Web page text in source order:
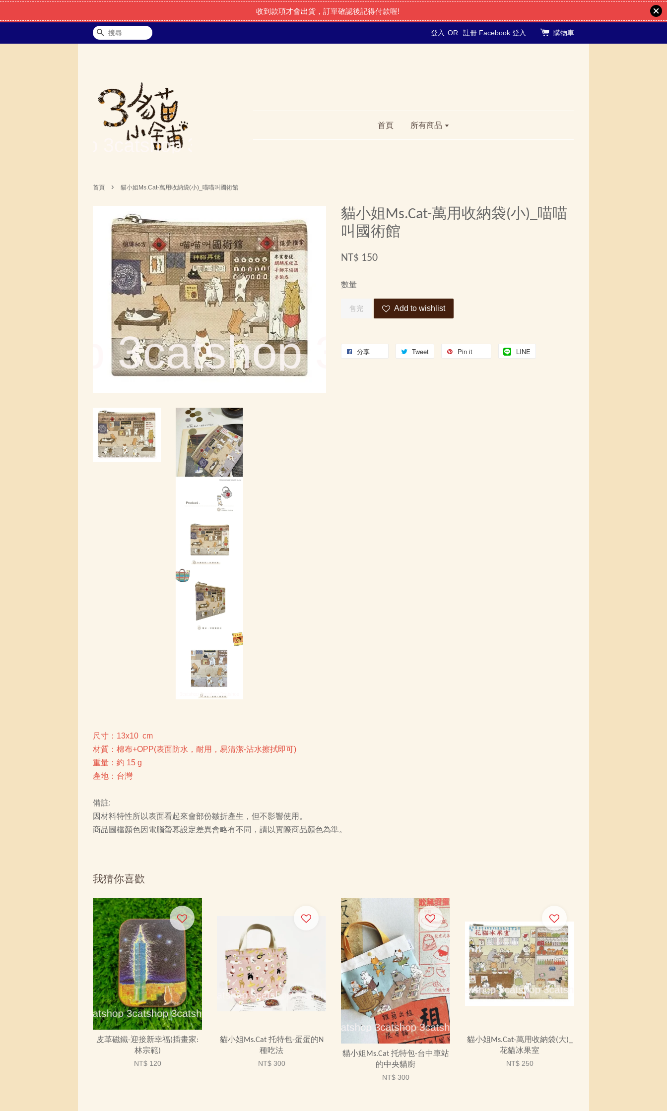
收到款項才會出貨，訂單確認後記得付款喔!
搜尋 登入 OR 註冊 Facebook 登入 購物車
首頁 所有商品
首頁 › 貓小姐Ms.Cat-萬用收納袋(小)_喵喵叫國術館
貓小姐Ms.Cat-萬用收納袋(小)_喵喵
叫國術館
NT$ 150
數量
售完 Add to wishlist
分享 Tweet Pin it LINE
尺寸：13x10 cm
材質：棉布+OPP(表面防水，耐用，易清潔-沾水擦拭即可)
重量：約 15 g
產地：台灣
備註:
因材料特性所以表面看起來會部份皺折產生，但不影響使用。
商品圖檔顏色因電腦螢幕設定差異會略有不同，請以實際商品顏色為準。
我猜你喜歡
皮革磁鐵-迎接新幸福(插畫家:
林宗範)
NT$ 120
貓小姐Ms.Cat 托特包-蛋蛋的N
種吃法
NT$ 300
貓小姐Ms.Cat 托特包-台中車站
的中央貓廚
NT$ 300
貓小姐Ms.Cat-萬用收納袋(大)_
花貓冰果室
NT$ 250